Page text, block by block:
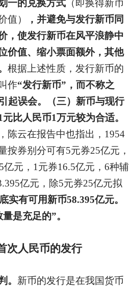
一的兑换方式（即换得新币
值）
，并避免与发行新币同
，使发行新币在风平浪静中
价值、缩小票面额外，其他
根据上述性质，发行新币的
作“发行新币”，而不称之
起误会。（三）新币与现行
比人民币1万元较为合适。
陈云在报告中也指出，1954
按券别分可有5元券25亿元，
亿元，1元券16.5亿元，6种辅
亿元，除5元券25亿元拟
实有可用新币58.395亿元。
是充足的”。
次人民币的发行
。 新币的发行是在我国货币